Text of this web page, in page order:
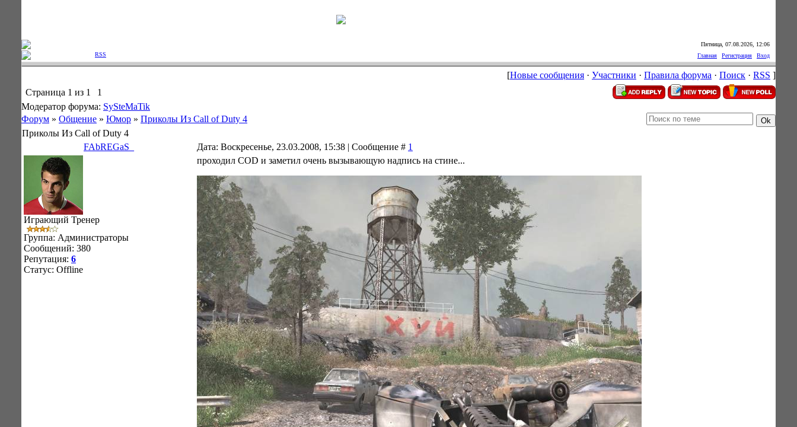
Пятница, 07.08.2026, 12:06
RSS Главная Регистрация Вход
[Новые сообщения · Участники · Правила форума · Поиск · RSS ]
Страница 1 из 1
1
Модератор форума: SySteMaTik
Форум » Общение » Юмор » Приколы Из Call of Duty 4
Приколы Из Call of Duty 4
FAbREGaS_
Дата: Воскресенье, 23.03.2008, 15:38 | Сообщение # 1
Играющий Тренер
Группа: Администраторы
Сообщений: 380
Репутация: 6
Статус: Offline
проходил COD и заметил очень вызывающую надпись на стине...